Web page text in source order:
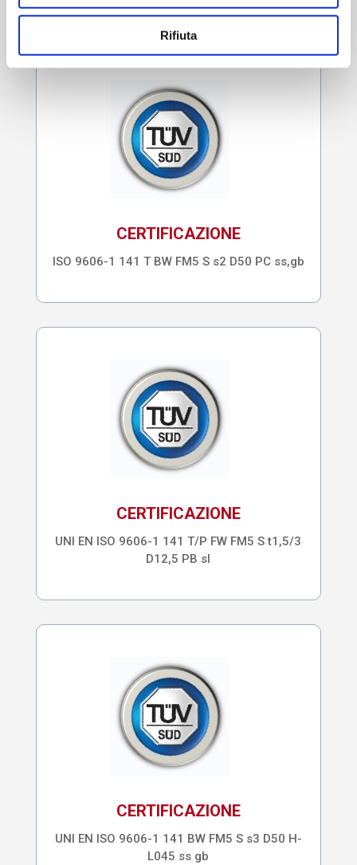
Rifiuta
CERTIFICAZIONE
ISO 9606-1 141 T BW FM5 S s2 D50 PC ss,gb
CERTIFICAZIONE
UNI EN ISO 9606-1 141 T/P FW FM5 S t1,5/3
D12,5 PB sl
CERTIFICAZIONE
UNI EN ISO 9606-1 141 BW FM5 S s3 D50 H-
L045 ss gb